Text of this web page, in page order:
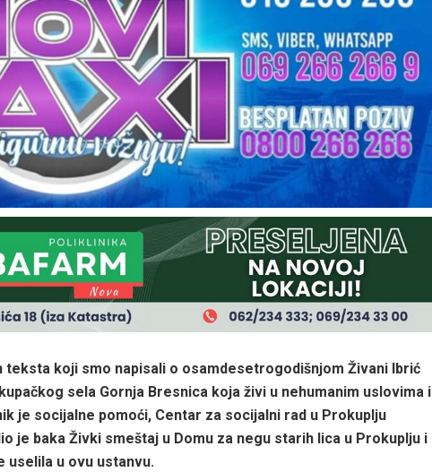
teksta koji smo napisali o osamdesetrogodišnjom Živani Ibrić
sela Gornja Bresnica koja živi u nehumanim uslovima i
je socijalne pomoći, Centar za socijalni rad u Prokuplju
je baka Živki smeštaj u Domu za negu starih lica u Prokuplju i
uselila u ovu ustanvu.